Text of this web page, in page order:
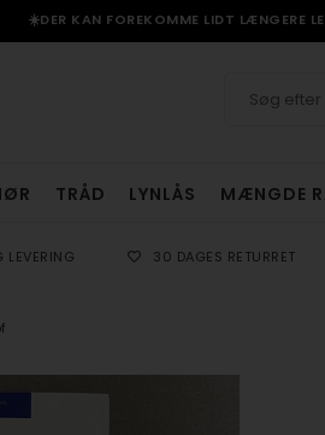
☀️DER KAN FOREKOMME LIDT LÆNGERE
TRÅD LYNLÅS MÆNGDE
LEVERING 30 DAGES RETURRET